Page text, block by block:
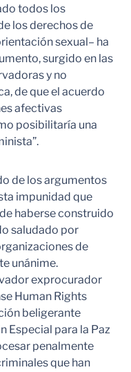
todos los
los derechos de
sexual– ha
surgido en las
y no
de que el acuerdo
afectivas
posibilitaría una
de los argumentos
impunidad que
haberse construido
saludado por
de
unánime.
exprocurador
Human Rights
beligerante
Especial para la Paz
penalmente
que han